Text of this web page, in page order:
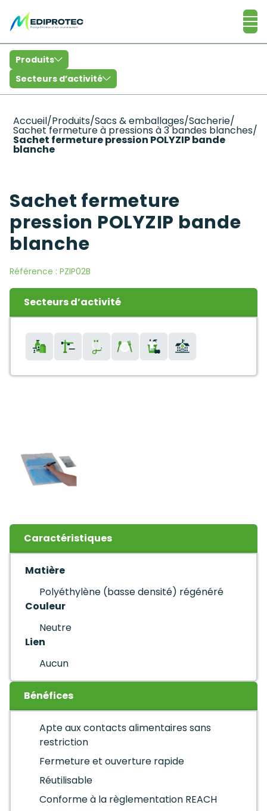
Secteurs d’activité
Produits
Accueil/Produits/Sacs & emballages/Sacherie/
Sachet fermeture à pressions à 3 bandes blanches/
Sachet fermeture pression POLYZIP bande
blanche
Sachet fermeture
pression POLYZIP bande
blanche
Référence : PZIP02B
Secteurs d’activité
Caractéristiques
Matière
Polyéthylène (basse densité) régénéré
Couleur
Neutre
Lien
Aucun
Bénéfices
Apte aux contacts alimentaires sans
restriction
Fermeture et ouverture rapide
Réutilisable
Conforme à la règlementation REACH